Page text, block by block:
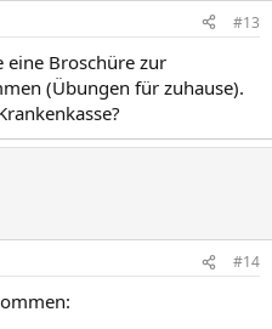
#13
eine Broschüre zur
(Übungen für zuhause).
#14